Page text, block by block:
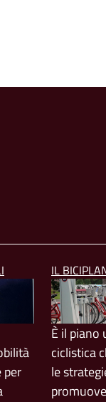
per
IL
È il piano
ciclistica
le